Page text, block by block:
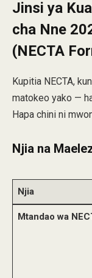
Jinsi ya
cha Nne
(NECTA
Kupitia NECTA,
matokeo yako —
Hapa chini ni
Njia na
Njia
Mtandao wa